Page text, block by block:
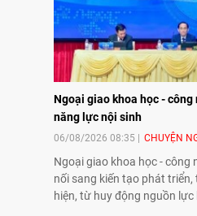
Ngoại giao khoa học -
năng lực nội sinh
06/08/2026 08:35 CHUYỆN
Ngoại giao khoa học - công
nối sang kiến tạo phát
hiện, từ huy động nguồn